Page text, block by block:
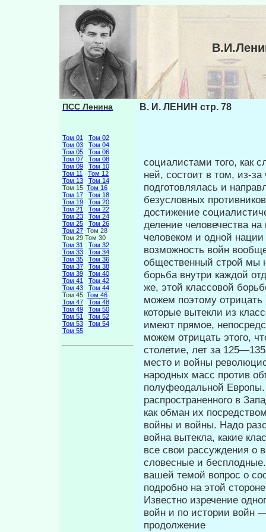
ПСС Ленина
Том 01
Том 02
Том 03
Том 04
Том 05
Том 06
Том 07
Том 08
Том 09
Том 10
Том 11
Том 12
Том 13
Том 14
Том 15 Том 16
Том 17
Том 18
Том 19
Том 20
Том 21
Том 22
Том 23
Том 24
Том 25
Том 26
Том 27 Том 28
Том 29 Том 30
Том 31
Том 32
Том 33
Том 34
Том 35
Том 36
Том 37
Том 38
Том 39
Том 40
Том 41
Том 42
Том 43
Том 44
Том 45 Том 46
Том 47
Том 48
Том 49
Том 50
Том 51
Том 52
Том 53
Том 54
Том 55
В. И. ЛЕНИН стр. 78
социалистами того, как
ней, состо­ит в том, из-за
подготовлялась и
безусловных
достижение
деление человечества
человеком и одной
возможность войн
общественный строй мы
борьба внутри каждой
же, этой классовой
можем поэтому
которые вытекли из
имеют прямое,
можем отрицать этого,
столетие, лет за
место и войны
народ­ных масс против
полуфеодаль­ной
распространенного в
как обман их
войны и войны. Надо
война вытекла, какие
все свои рассуждения о
словесные и
вашей темой вопрос о
подробно на этой
Известно изречение
войн и по истории войн
продолжение